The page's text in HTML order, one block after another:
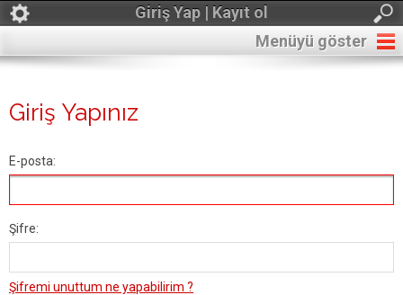
Giriş Yap | Kayıt ol
Menüyü göster
Giriş Yapınız
E-posta:
Şifre:
Şifremi unuttum ne yapabilirim ?